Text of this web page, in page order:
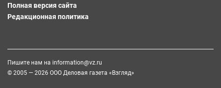
Полная версия сайта
Редакционная политика
Пишите нам на information@vz.ru
© 2005 — 2026 ООО Деловая газета «Взгляд»